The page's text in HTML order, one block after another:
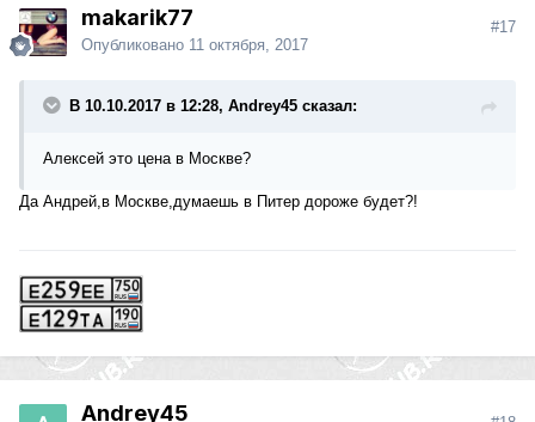
makarik77
Опубликовано 11 октября, 2017
#17
В 10.10.2017 в 12:28, Andrey45 сказал:
Алексей это цена в Москве?
Да Андрей,в Москве,думаешь в Питер дороже будет?!
Andrey45